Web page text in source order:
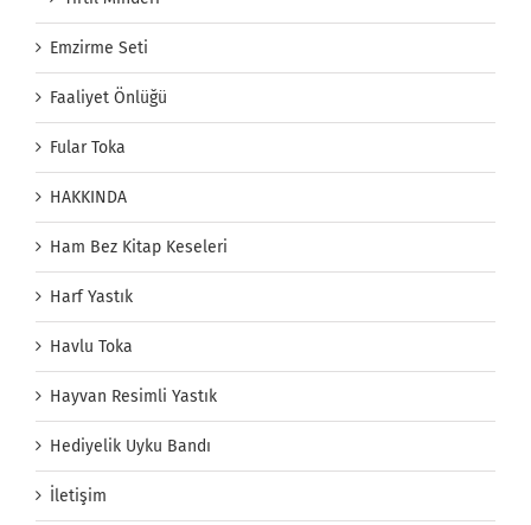
Emzirme Seti
Faaliyet Önlüğü
Fular Toka
HAKKINDA
Ham Bez Kitap Keseleri
Harf Yastık
Havlu Toka
Hayvan Resimli Yastık
Hediyelik Uyku Bandı
İletişim